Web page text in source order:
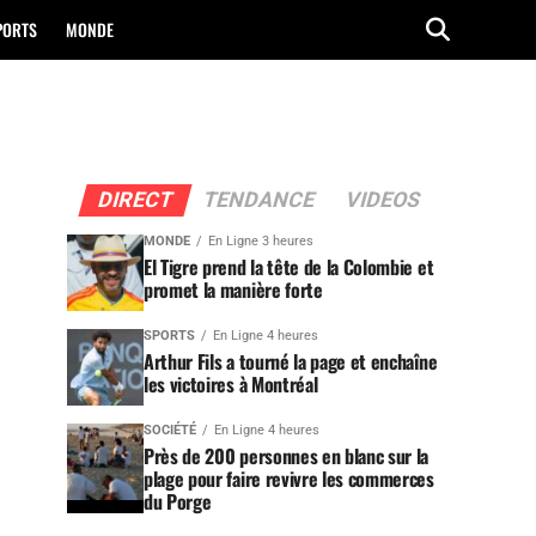
MONDE
DIRECT TENDANCE VIDEOS
MONDE En Ligne 3 heures
El Tigre prend la tête de la Colombie et
promet la manière forte
SPORTS En Ligne 4 heures
Arthur Fils a tourné la page et enchaîne
les victoires à Montréal
SOCIÉTÉ En Ligne 4 heures
Près de 200 personnes en blanc sur la
plage pour faire revivre les commerces
du Porge